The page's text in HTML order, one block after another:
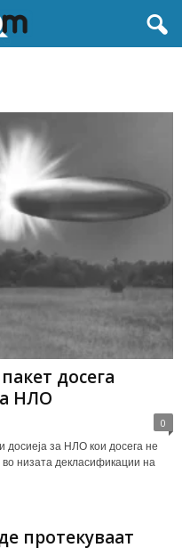
досега
НЛО
0
досиеја за НЛО кои досега не
низата декласификации на
протекуваат